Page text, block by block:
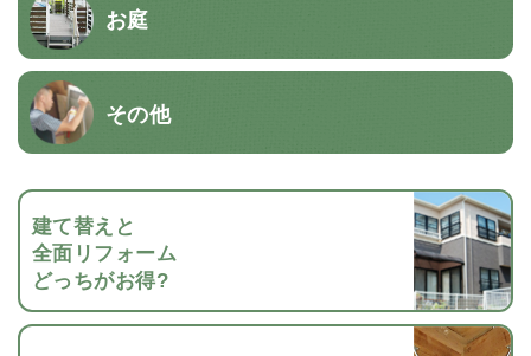
お庭
その他
建て替えと
全面リフォーム
どっちがお得?